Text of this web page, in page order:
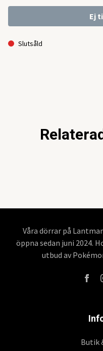
Ej
Slutsåld
Våra dörrar på
öppna sedan juni 2024.
utbud av
Butik